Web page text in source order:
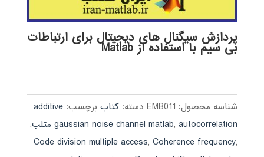
پردازش سیگنال های دیجیتال برای ارتباطات
بی سیم با استفاده از Matlab
شناسه محصول: EMB011 دسته: کتاب برچسب: additive
gaussian noise channel matlab,autocorrelation متلب
,
Code division multiple access,Coherence frequency,